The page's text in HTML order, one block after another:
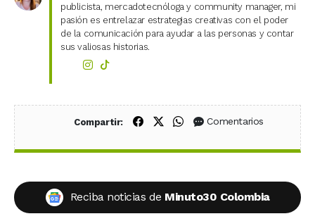
publicista, mercadotecnóloga y community manager, mi
pasión es entrelazar estrategias creativas con el poder
de la comunicación para ayudar a las personas y contar
sus valiosas historias.
Compartir: Compartir en Facebook
Compartir en X (Twitter)
Compartir en WhatsApp
Comentarios
Reciba noticias de Minuto30 Colombia